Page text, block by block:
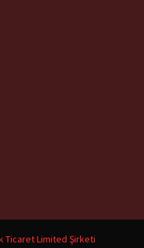
Ticaret Limited Şirketi